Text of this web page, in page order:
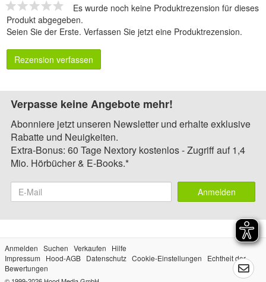
Es wurde noch keine Produktrezension für dieses
Produkt abgegeben.
Seien Sie der Erste. Verfassen Sie jetzt eine Produktrezension.
Rezension verfassen
Verpasse keine Angebote mehr!
Abonniere jetzt unseren Newsletter und erhalte exklusive
Rabatte und Neuigkeiten.
Extra-Bonus: 60 Tage Nextory kostenlos - Zugriff auf 1,4
Mio. Hörbücher & E-Books.*
Anmelden
Anmelden Suchen Verkaufen
Hilfe
Impressum
Hood-AGB Datenschutz Cookie-Einstellungen
Echtheit der
Bewertungen